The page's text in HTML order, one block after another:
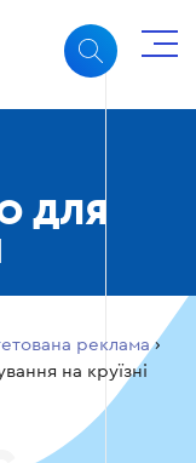
ДЛЯ
реклама›
на круїзні